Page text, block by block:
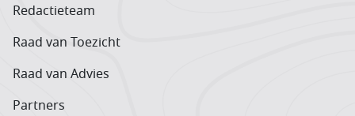
Redactieteam
Raad van Toezicht
Raad van Advies
Partners